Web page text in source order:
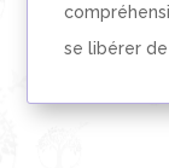
se libérer de